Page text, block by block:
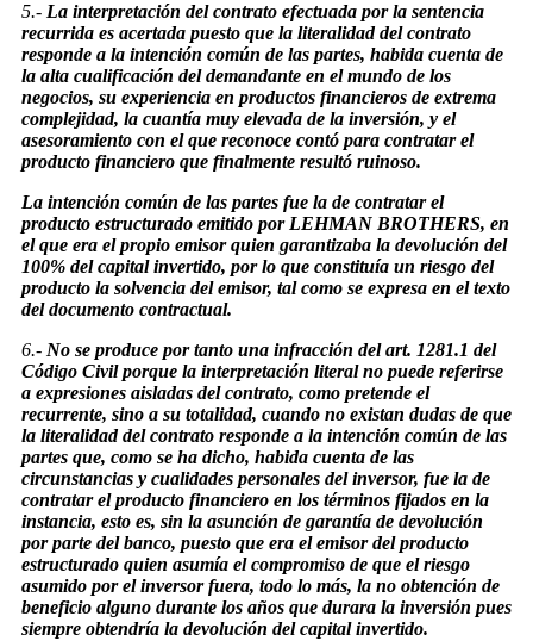
5.- La interpretación del contrato efectuada por la sentencia
recurrida es acertada puesto que la literalidad del contrato
responde a la intención común de las partes, habida cuenta de
la alta cualificación del demandante en el mundo de los
negocios, su experiencia en productos financieros de extrema
complejidad, la cuantía muy elevada de la inversión, y el
asesoramiento con el que reconoce contó para contratar el
producto financiero que finalmente resultó ruinoso.
La intención común de las partes fue la de contratar el
producto estructurado emitido por LEHMAN BROTHERS, en
el que era el propio emisor quien garantizaba la devolución del
100% del capital invertido, por lo que constituía un riesgo del
producto la solvencia del emisor, tal como se expresa en el texto
del documento contractual.
6.- No se produce por tanto una infracción del art. 1281.1 del
Código Civil porque la interpretación literal no puede referirse
a expresiones aisladas del contrato, como pretende el
recurrente, sino a su totalidad, cuando no existan dudas de que
la literalidad del contrato responde a la intención común de las
partes que, como se ha dicho, habida cuenta de las
circunstancias y cualidades personales del inversor, fue la de
contratar el producto financiero en los términos fijados en la
instancia, esto es, sin la asunción de garantía de devolución
por parte del banco, puesto que era el emisor del producto
estructurado quien asumía el compromiso de que el riesgo
asumido por el inversor fuera, todo lo más, la no obtención de
beneficio alguno durante los años que durara la inversión pues
siempre obtendría la devolución del capital invertido.